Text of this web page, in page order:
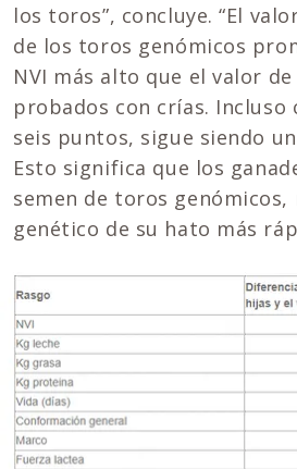
los toros”, concluye. “El
de los toros genómicos
NVI más alto que el valor
probados con crías. Incluso
seis puntos, sigue siendo
Esto significa que los
semen de toros
genético de su hato más